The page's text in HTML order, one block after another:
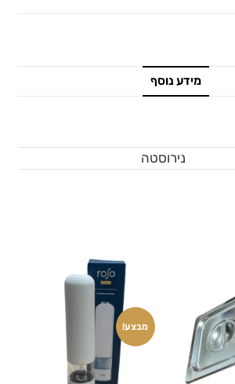
מידע נוסף
נירוסטה
מבצע!